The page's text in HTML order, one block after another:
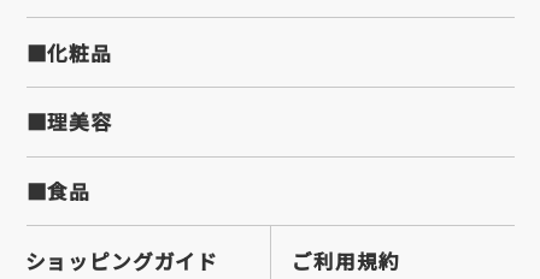
■化粧品
■理美容
■食品
ショッピングガイド ご利用規約